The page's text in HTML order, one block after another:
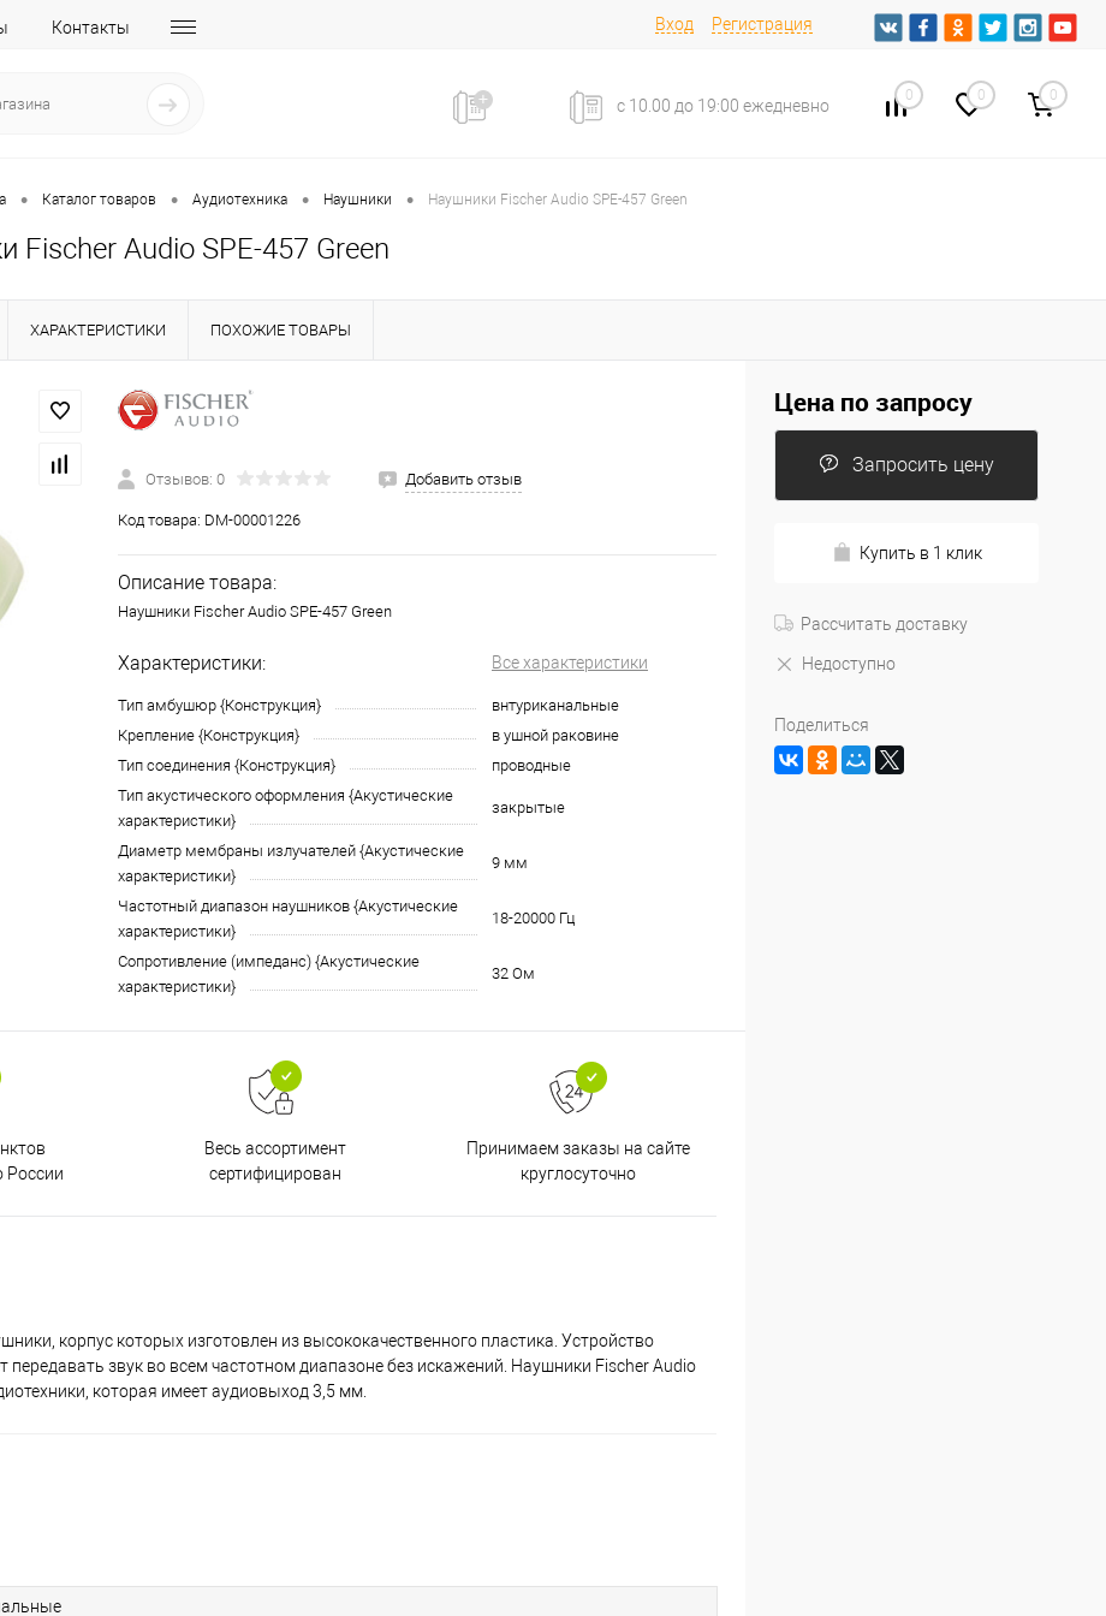
Контакты Вход Регистрация
с 10.00 до 19:00 ежедневно
0 0 0
• Каталог товаров • Аудиотехника • Наушники • Наушники Fischer Audio SPE-457 Green
Fischer Audio SPE-457 Green
ХАРАКТЕРИСТИКИ ПОХОЖИЕ ТОВАРЫ
Отзывов: 0 Добавить отзыв
Код товара: DM-00001226
Описание товара:
Наушники Fischer Audio SPE-457 Green
Характеристики: Все характеристики
Тип амбушюр {Конструкция}
внтуриканальные
Крепление {Конструкция}
в ушной раковине
Тип соединения {Конструкция}
проводные
Тип акустического оформления {Акустические
характеристики}
закрытые
Диаметр мембраны излучателей {Акустические
характеристики}
9 мм
Частотный диапазон наушников {Акустические
характеристики}
18-20000 Гц
Сопротивление (импеданс) {Акустические
характеристики}
32 Ом
России
Весь ассортимент
сертифицирован
Принимаем заказы на сайте
круглосуточно
корпус которых изготовлен из высококачественного пластика. Устройство
звук во всем частотном диапазоне без искажений. Наушники Fischer Audio
которая имеет аудиовыход 3,5 мм.
Цена по запросу
Запросить цену
Купить в 1 клик
Рассчитать доставку
Недоступно
Поделиться